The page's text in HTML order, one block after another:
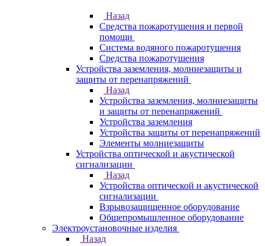
Назад
Средства пожаротушения и первой
помощи
Система водяного пожаротушения
Средства пожаротушения
Устройства заземления, молниезащиты и
защиты от перенапряжений
Назад
Устройства заземления, молниезащиты
и защиты от перенапряжений
Устройства заземления
Устройства защиты от перенапряжений
Элементы молниезащиты
Устройства оптической и акустической
сигнализации
Назад
Устройства оптической и акустической
сигнализации
Взрывозащищенное оборудование
Общепромышленное оборудование
Электроустановочные изделия
Назад